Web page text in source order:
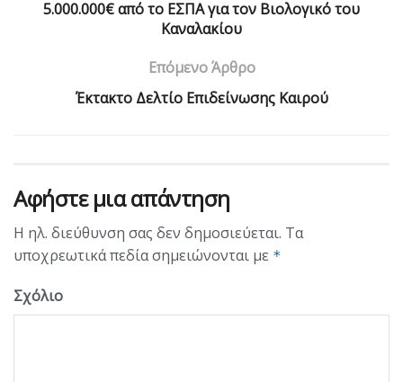
5.000.000€ από το ΕΣΠΑ για τον Βιολογικό του
Καναλακίου
Επόμενο Άρθρο
Έκτακτο Δελτίο Επιδείνωσης Καιρού
Αφήστε μια απάντηση
Η ηλ. διεύθυνση σας δεν δημοσιεύεται. Τα
υποχρεωτικά πεδία σημειώνονται με *
Σχόλιο